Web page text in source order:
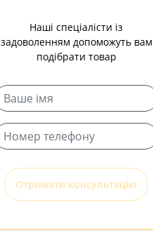
Наші спеціалісти із
задоволенням допоможуть вам
подібрати товар
Отримати консультацію